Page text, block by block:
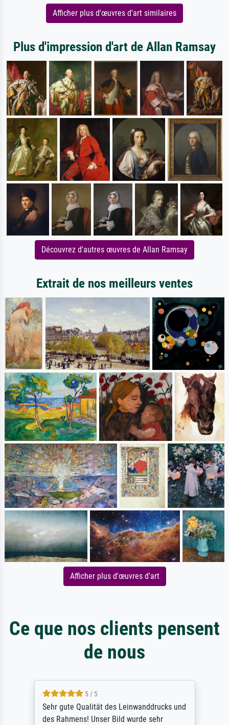
Afficher plus d'œuvres d'art similaires
Plus d'impression d'art de Allan Ramsay
Découvrez d'autres œuvres de Allan Ramsay
Extrait de nos meilleurs ventes
Afficher plus d'œuvres d'art
Ce que nos clients pensent
de nous
5 / 5
Sehr gute Qualität des Leinwanddrucks und
des Rahmens! Unser Bild wurde sehr